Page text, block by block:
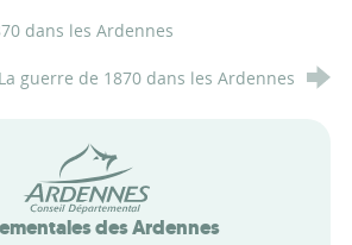
dans les Ardennes
La guerre de 1870 dans les Ardennes
Conseil départemental des
des Ardennes